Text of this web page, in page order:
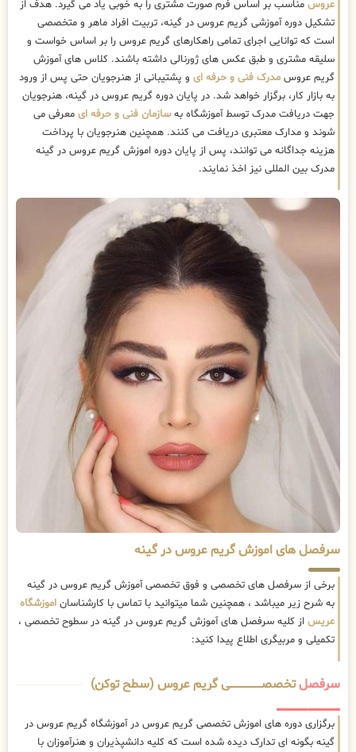
عروس مناسب بر اساس فرم صورت مشتری را به خوبی یاد می گیرد. هدف از
تشکیل دوره آموزشی گریم عروس در گینه، تربیت افراد ماهر و متخصصی
است که توانایی اجرای تمامی راهکارهای گریم عروس را بر اساس خواست و
سلیقه مشتری و طبق عکس های ژورنالی داشته باشند. کلاس های آموزش
گریم عروس مدرک فنی و حرفه ای و پشتیبانی از هنرجویان حتی پس از ورود
به بازار کار، برگزار خواهد شد. در پایان دوره گریم عروس در گینه، هنرجویان
جهت دریافت مدرک توسط آموزشگاه بهسازمان فنی و حرفه ای معرفی می
شوند و مدارک معتبری دریافت می کنند. همچنین هنرجویان با پرداخت
هزینه جداگانه می توانند، پس از پایان دوره اموزش گریم عروس در گینه
مدرک بین المللی نیز اخذ نمایند.
سرفصل های اموزش گریم عروس در گینه
برخی از سرفصل های تخصصی و فوق تخصصی آموزش گریم عروس در گینه
به شرح زیر میباشد ، همچنین شما میتوانید با تماس با کارشناسان اموزشگاه
عریس از کلیه سرفصل های آموزش گریم عروس در گینه در سطوح تخصصی ،
تکمیلی و مربیگری اطلاع پیدا کنید:
سرفصلتخصصــــــــــــــــــــی گریم عروس (سطح توکن)
برگزاری دوره های اموزش تخصصی گریم عروس در آموزشگاه گریم عروس در
گینه بگونه ای تدارک دیده شده است که کلیه دانشپذیران و هنرآموزان با